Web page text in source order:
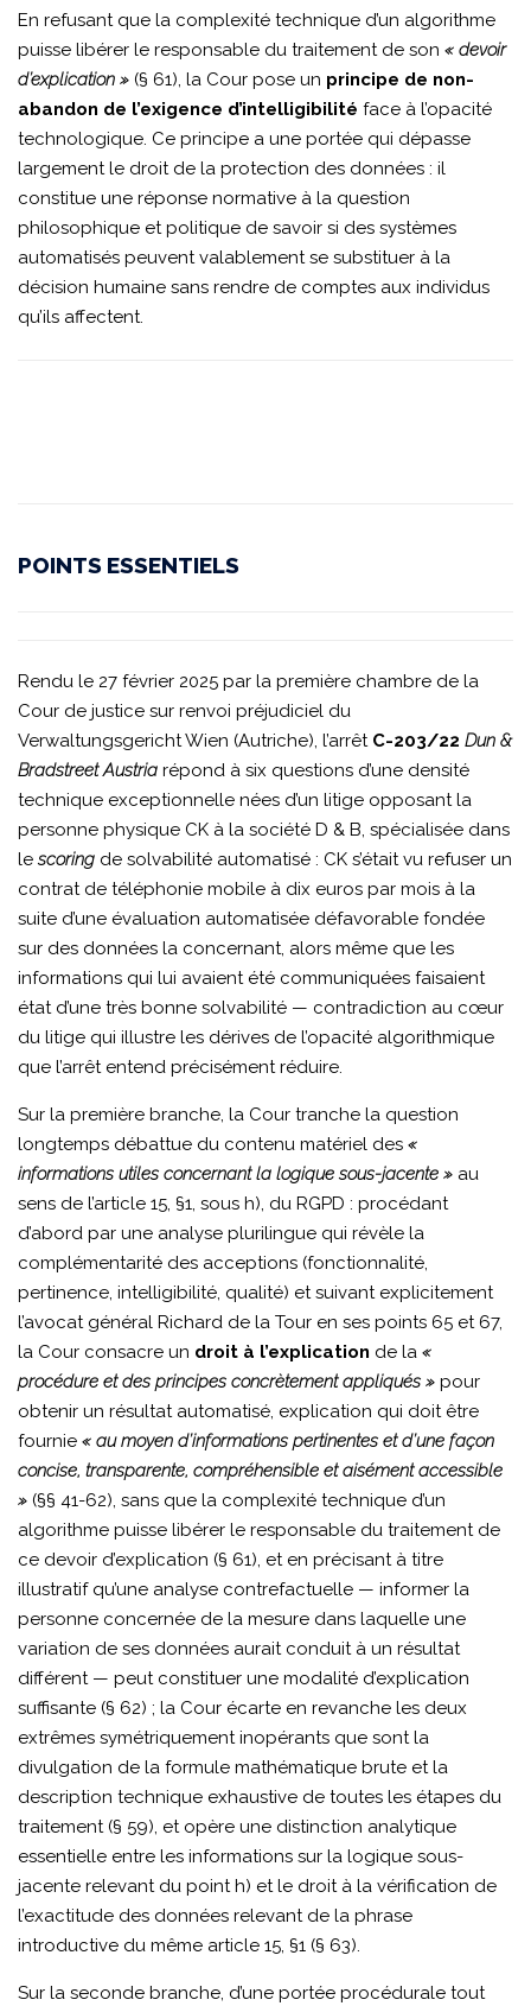
En refusant que la complexité technique d’un algorithme
puisse libérer le responsable du traitement de son « devoir
d’explication » (§ 61), la Cour pose un principe de non-
abandon de l’exigence d’intelligibilité face à l’opacité
technologique. Ce principe a une portée qui dépasse
largement le droit de la protection des données : il
constitue une réponse normative à la question
philosophique et politique de savoir si des systèmes
automatisés peuvent valablement se substituer à la
décision humaine sans rendre de comptes aux individus
qu’ils affectent.
POINTS ESSENTIELS
Rendu le 27 février 2025 par la première chambre de la
Cour de justice sur renvoi préjudiciel du
Verwaltungsgericht Wien (Autriche), l’arrêt C-203/22 Dun &
Bradstreet Austria répond à six questions d’une densité
technique exceptionnelle nées d’un litige opposant la
personne physique CK à la société D & B, spécialisée dans
lescoring de solvabilité automatisé : CK s’était vu refuser un
contrat de téléphonie mobile à dix euros par mois à la
suite d’une évaluation automatisée défavorable fondée
sur des données la concernant, alors même que les
informations qui lui avaient été communiquées faisaient
état d’une très bonne solvabilité — contradiction au cœur
du litige qui illustre les dérives de l’opacité algorithmique
que l’arrêt entend précisément réduire.
Sur la première branche, la Cour tranche la question
longtemps débattue du contenu matériel des «
informations utiles concernant la logique sous-jacente » au
sens de l’article 15, §1, sous h), du RGPD : procédant
d’abord par une analyse plurilingue qui révèle la
complémentarité des acceptions (fonctionnalité,
pertinence, intelligibilité, qualité) et suivant explicitement
l’avocat général Richard de la Tour en ses points 65 et 67,
la Cour consacre un droit à l’explication de la «
procédure et des principes concrètement appliqués » pour
obtenir un résultat automatisé, explication qui doit être
fournie « au moyen d’informations pertinentes et d’une façon
concise, transparente, compréhensible et aisément accessible
» (§§ 41-62), sans que la complexité technique d’un
algorithme puisse libérer le responsable du traitement de
ce devoir d’explication (§ 61), et en précisant à titre
illustratif qu’une analyse contrefactuelle — informer la
personne concernée de la mesure dans laquelle une
variation de ses données aurait conduit à un résultat
différent — peut constituer une modalité d’explication
suffisante (§ 62) ; la Cour écarte en revanche les deux
extrêmes symétriquement inopérants que sont la
divulgation de la formule mathématique brute et la
description technique exhaustive de toutes les étapes du
traitement (§ 59), et opère une distinction analytique
essentielle entre les informations sur la logique sous-
jacente relevant du point h) et le droit à la vérification de
l’exactitude des données relevant de la phrase
introductive du même article 15, §1 (§ 63).
Sur la seconde branche, d’une portée procédurale tout